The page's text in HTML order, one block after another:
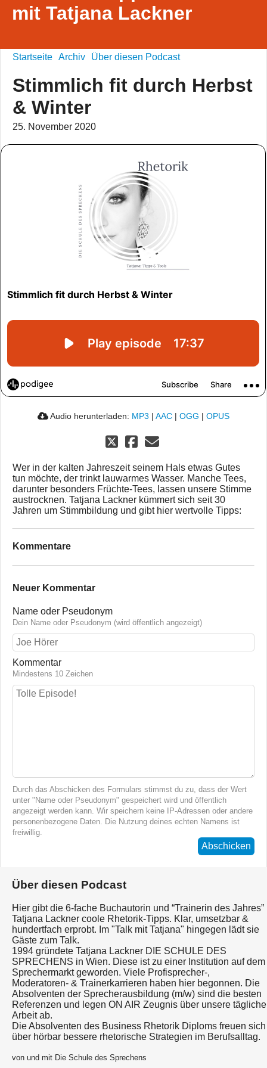
mit Tatjana Lackner
Startseite Archiv Über diesen Podcast
Stimmlich fit durch Herbst
& Winter
25. November 2020
Audio herunterladen: MP3 | AAC | OGG | OPUS
Wer in der kalten Jahreszeit seinem Hals etwas Gutes
tun möchte, der trinkt lauwarmes Wasser. Manche Tees,
darunter besonders Früchte-Tees, lassen unsere Stimme
austrocknen. Tatjana Lackner kümmert sich seit 30
Jahren um Stimmbildung und gibt hier wertvolle Tipps:
Kommentare
Neuer Kommentar
Name oder Pseudonym
Dein Name oder Pseudonym (wird öffentlich angezeigt)
Kommentar
Mindestens 10 Zeichen
Durch das Abschicken des Formulars stimmst du zu, dass der Wert
unter "Name oder Pseudonym" gespeichert wird und öffentlich
angezeigt werden kann. Wir speichern keine IP-Adressen oder andere
personenbezogene Daten. Die Nutzung deines echten Namens ist
freiwillig.
Abschicken
Über diesen Podcast
Hier gibt die 6-fache Buchautorin und “Trainerin des Jahres”
Tatjana Lackner coole Rhetorik-Tipps. Klar, umsetzbar &
hundertfach erprobt. Im "Talk mit Tatjana" hingegen lädt sie
Gäste zum Talk.
1994 gründete Tatjana Lackner DIE SCHULE DES
SPRECHENS in Wien. Diese ist zu einer Institution auf dem
Sprechermarkt geworden. Viele Profisprecher-,
Moderatoren- & Trainerkarrieren haben hier begonnen. Die
Absolventen der Sprecherausbildung (m/w) sind die besten
Referenzen und legen ON AIR Zeugnis über unsere tägliche
Arbeit ab.
Die Absolventen des Business Rhetorik Diploms freuen sich
über hörbar bessere rhetorische Strategien im Berufsalltag.
von und mit Die Schule des Sprechens